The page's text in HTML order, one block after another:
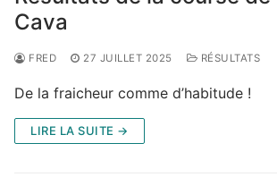
Cava
FRED 27 JUILLET 2025 RÉSULTATS
De la fraicheur comme d’habitude !
LIRE LA SUITE →